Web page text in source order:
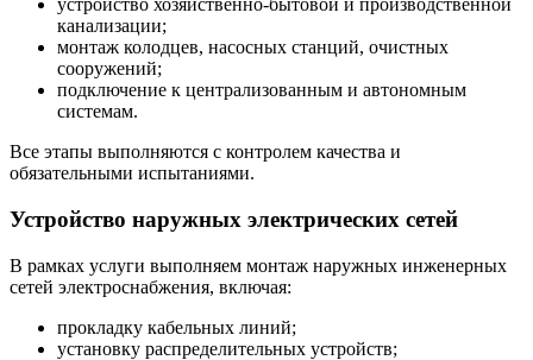
устройство хозяйственно-бытовой и производственной
канализации;
монтаж колодцев, насосных станций, очистных
сооружений;
подключение к централизованным и автономным
системам.
Все этапы выполняются с контролем качества и
обязательными испытаниями.
Устройство наружных электрических сетей
В рамках услуги выполняем монтаж наружных инженерных
сетей электроснабжения, включая:
прокладку кабельных линий;
установку распределительных устройств;